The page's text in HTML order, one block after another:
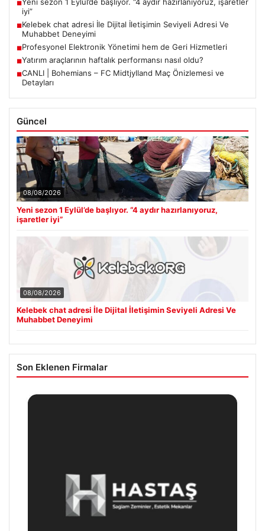
■
iyi”
■Kelebek chat adresi İle Dijital İletişimin Seviyeli Adresi Ve
Muhabbet Deneyimi
■Profesyonel Elektronik Yönetimi hem de Geri Hizmetleri
■Yatırım araçlarının haftalık performansı nasıl oldu?
■CANLI | Bohemians – FC Midtjylland Maç Önizlemesi ve
Detayları
Güncel
08/08/2026
Yeni sezon 1 Eylül’de başlıyor. “4 aydır hazırlanıyoruz,
işaretler iyi”
08/08/2026
Kelebek chat adresi İle Dijital İletişimin Seviyeli Adresi Ve
Muhabbet Deneyimi
Son Eklenen Firmalar